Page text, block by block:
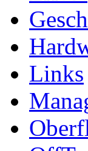
Links